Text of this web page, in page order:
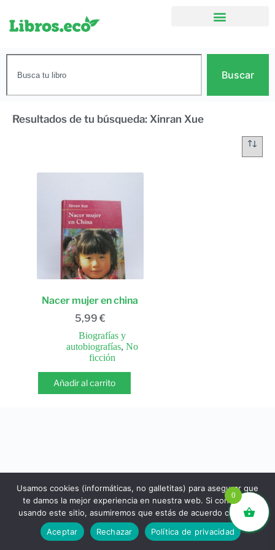
Buscar
Resultados de tu búsqueda: Xinran Xue
Nacer mujer en china
5,99 €
Biografías y
autobiografías,No
ficción
Añadir al carrito
libros.eco © - Desde Barcelona para el mundo 💚 |
Devoluciones y reembolsos|Política de Privacidad
0
Usamos cookies (informáticas, no galletitas) para asegurar que
te damos la mejor experiencia en nuestra web. Si continúas
usando este sitio, asumiremos que estás de acuerdo con ello.
Aceptar
Rechazar Política de privacidad